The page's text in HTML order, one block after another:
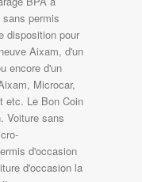
permis
disposition pour
Aixam, d'un
encore d'un
Microcar,
etc. Le Bon Coin
Voiture sans
d'occasion
d'occasion la